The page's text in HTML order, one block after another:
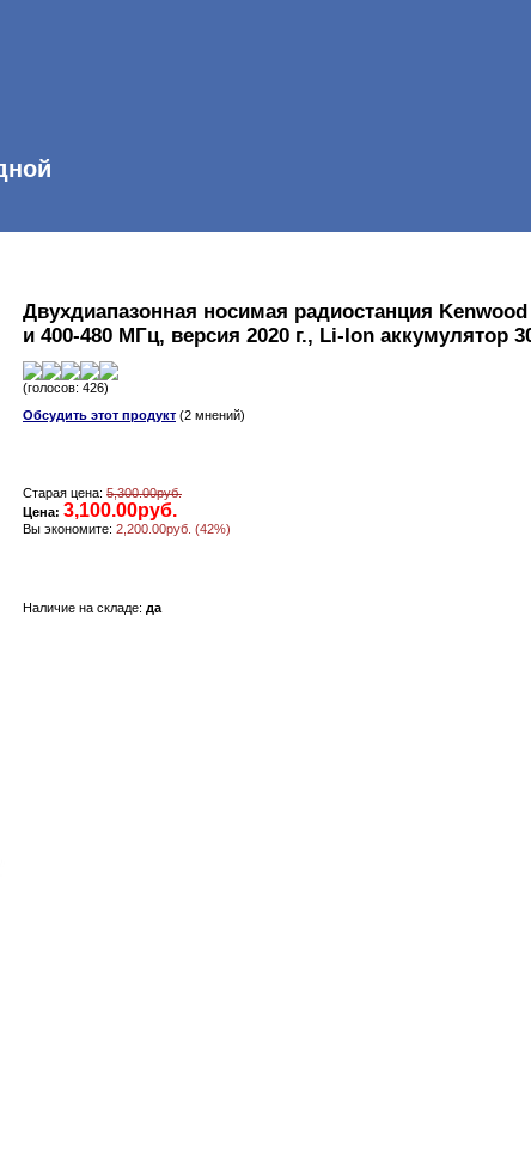
Двухдиапазонная носимая радиостанция
и 400-480 МГц, версия 2020 г., Li-Ion аккумулятор
(голосов: 426)
Обсудить этот продукт (2 мнений)
Старая цена: 5,300.00руб.
Цена: 3,100.00руб.
Вы экономите: 2,200.00руб. (42%)
Наличие на складе: да